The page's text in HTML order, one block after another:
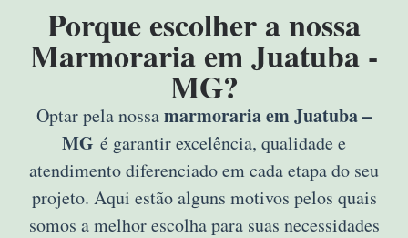
Porque escolher a nossa
Marmoraria em Juatuba -
MG?
Optar pela nossamarmoraria em Juatuba –
MG é garantir excelência, qualidade e
atendimento diferenciado em cada etapa do seu
projeto. Aqui estão alguns motivos pelos quais
somos a melhor escolha para suas necessidades